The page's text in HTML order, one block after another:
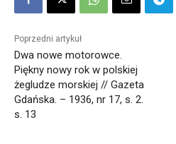
Poprzedni artykuł
Dwa nowe motorowce.
Piękny nowy rok w polskiej
żegludze morskiej // Gazeta
Gdańska. – 1936, nr 17, s. 2.
s. 13